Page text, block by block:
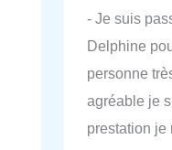
- Je suis
Delphine
personne
agréable je
prestation